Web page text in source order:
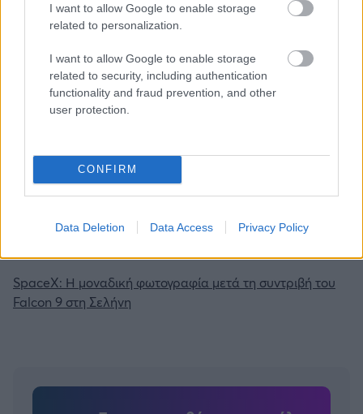
I want to allow Google to enable storage
related to personalization.
I want to allow Google to enable storage
related to security, including authentication
functionality and fraud prevention, and other
user protection.
CONFIRM
Data Deletion Data Access Privacy Policy
800 μέτρα από την ακτή: Θα παράγουν 30
εκατ. λίτρα νερού τη μέρα
ΔΙΑΒΑΣΕ ΑΚΟΜΗ:
Κωνσταντίνου: Εμφανίστηκαν τα θεμέλια μετά την πτώση
της στάθμης του νερού
λόγω εισβολής πορτογαλικών καραβελών – Πάνω από
SpaceX: Η μοναδική φωτογραφία μετά τη συντριβή του
Falcon 9 στη Σελήνη